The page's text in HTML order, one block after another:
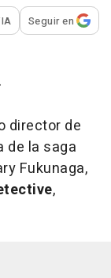
para
IA Seguir en
director de
de la saga
Fukunaga,
,